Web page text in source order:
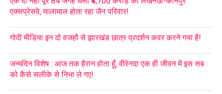
एक्सप्रेसवे, मालामाल होता रहा जैन परिवार!
गोदी मीडिया इन दो वजहों से झारखंड छात्र प्रदर्शन कवर करने गया है!
जन्मदिन विशेष : आज तक हैरान होता हूँ, वीरेनदा एक ही जीवन में इस सब
को कैसे सलीके से निभा ले गए!